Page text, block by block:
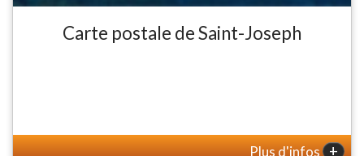
Carte postale de Saint-Joseph
Plus d'infos +